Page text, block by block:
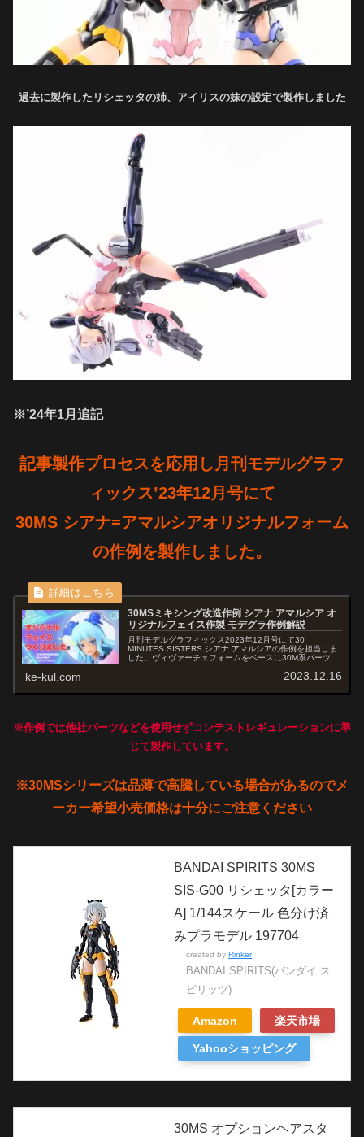
過去に製作したリシェッタの姉、アイリスの妹の設定で製作しました
※’24年1月追記
記事製作プロセスを応用し月刊モデルグラフ
ィックス’23年12月号にて
30MS シアナ=アマルシアオリジナルフォーム
の作例を製作しました。
30MSミキシング改造作例 シアナ アマルシア オ
リジナルフェイス作製 モデグラ作例解説
月刊モデルグラフィックス2023年12月号にて30
MINUTES SISTERS シアナ アマルシアの作例を担当しま
した。ヴィヴァーチェフォームをベースに30M系パーツで
公式レギュレーションを参考に改修してみました。キット
た。
ke-kul.com 2023.12.16
※作例では他社パーツなどを使用せずコンテストレギュレーションに準
じて製作しています。
※30MSシリーズは品薄で高騰している場合があるのでメ
ーカー希望小売価格は十分にご注意ください
BANDAI SPIRITS 30MS
SIS-G00 リシェッタ[カラー
A] 1/144スケール 色分け済
みプラモデル 197704
created by Rinker
BANDAI SPIRITS(バンダイ ス
ピリッツ)
Amazon 楽天市場
Yahooショッピング
30MS オプションヘアスタ